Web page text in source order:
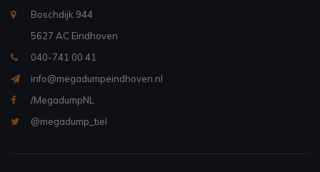
Boschdijk 944
5627 AC Eindhoven
040-741 00 41
info@megadumpeindhoven.nl
/MegadumpNL
@megadump_tiel